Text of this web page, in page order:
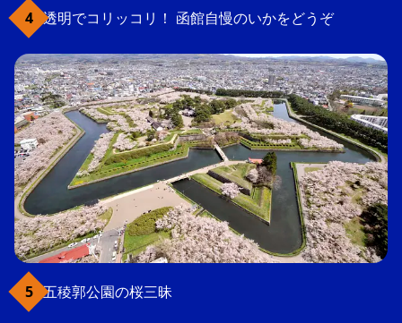
透明でコリッコリ！ 函館自慢のいかをどうぞ
五稜郭公園の桜三昧